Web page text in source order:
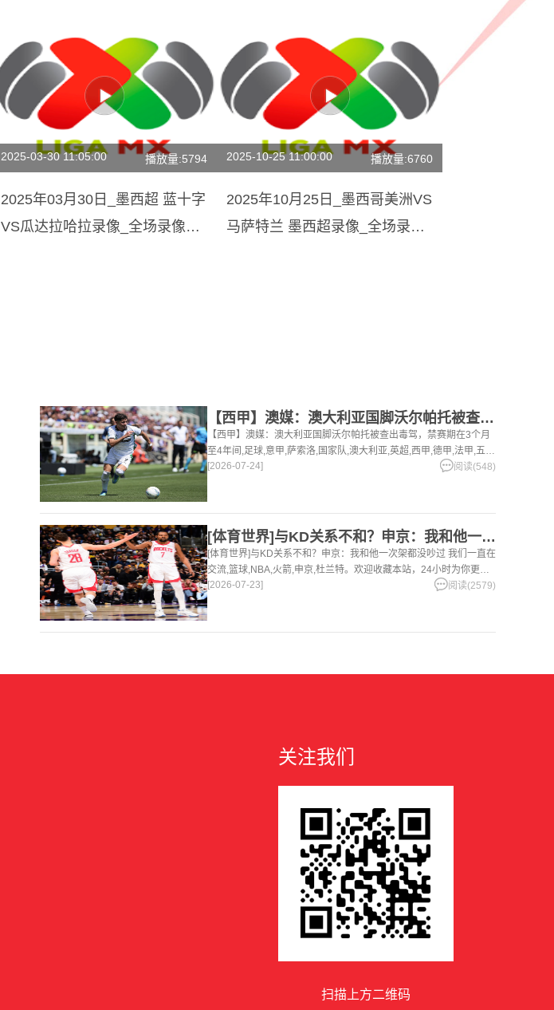
2025-03-30 11:05:00 播放量:5794
2025年03月30日_墨西超 蓝十字
VS瓜达拉哈拉录像_全场录像
2025-10-25 11:00:00 播放量:6760
2025年10月25日_墨西哥美洲VS
马萨特兰 墨西超录像_全场录像
【西甲】澳媒：澳大利亚国脚沃尔帕托被查出毒驾，禁赛期在3个月
【西甲】澳媒：澳大利亚国脚沃尔帕托被查出毒驾，禁赛期在3个月
至4年间,足球,意甲,萨索洛,国家队,澳大利亚,英超,西甲,德甲,法甲,五
洲。欢迎收藏本站，24小时为你更新最新的足球，篮球体育资讯。
[2026-07-24] 阅读(548)
[体育世界]与KD关系不和？申京：我和他一次架都没吵过 我们
[体育世界]与KD关系不和？申京：我和他一次架都没吵过 我们一直在
交流,篮球,NBA,火箭,申京,杜兰特。欢迎收藏本站，24小时为你更新
最新的足球，篮球体育资讯。
[2026-07-23] 阅读(2579)
关注我们
扫描上方二维码